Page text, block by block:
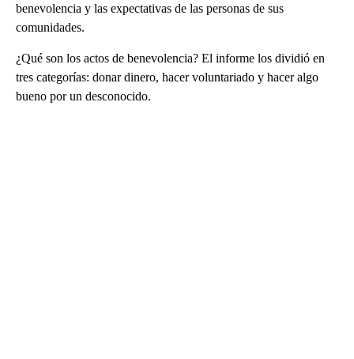
benevolencia y las expectativas de las personas de sus
comunidades.
¿Qué son los actos de benevolencia? El informe los dividió en
tres categorías: donar dinero, hacer voluntariado y hacer algo
bueno por un desconocido.